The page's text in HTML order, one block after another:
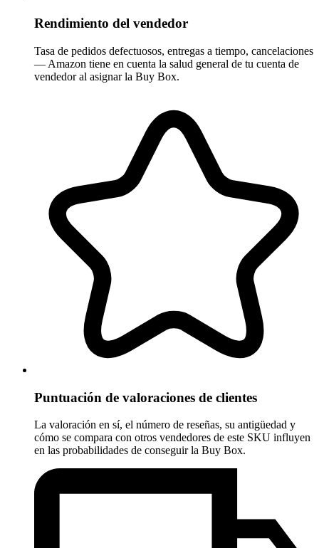
Rendimiento del vendedor
Tasa de pedidos defectuosos, entregas a tiempo, cancelaciones
— Amazon tiene en cuenta la salud general de tu cuenta de
vendedor al asignar la Buy Box.
Puntuación de valoraciones de clientes
La valoración en sí, el número de reseñas, su antigüedad y
cómo se compara con otros vendedores de este SKU influyen
en las probabilidades de conseguir la Buy Box.